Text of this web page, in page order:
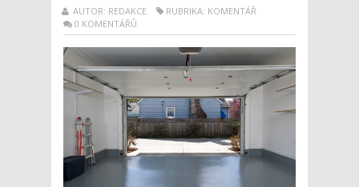
AUTOR: REDAKCE
RUBRIKA: KOMENTÁŘ
0 KOMENTÁŘŮ